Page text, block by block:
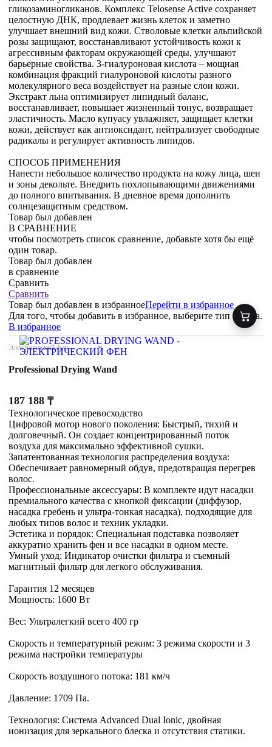
гликозаминогликанов. Комплекс Telosense Active сохраняет
целостную ДНК, продлевает жизнь клеток и заметно
улучшает внешний вид кожи. Стволовые клетки альпийской
розы защищают, восстанавливают устойчивость кожи к
агрессивным факторам окружающей среды, улучшают
барьерные свойства. 3-гиалуроновая кислота – мощная
комбинация фракций гиалуроновой кислоты разного
молекулярного веса воздействует на разные слои кожи.
Экстракт льна оптимизирует липидный баланс,
восстанавливает, повышает жизненный тонус, возвращает
эластичность. Масло купуасу увлажняет, защищает клетки
кожи, действует как антиоксидант, нейтрализует свободные
радикалы и регулирует активность липидов.
СПОСОБ ПРИМЕНЕНИЯ
Нанести небольшое количество продукта на кожу лица, шеи
и зоны декольте. Внедрить похлопывающими движениями
до полного впитывания. В дневное время дополнить
солнцезащитным средством.
Товар был добавлен
В СРАВНЕНИЕ
чтобы посмотреть список сравнение, добавьте хотя бы ещё
один товар.
Товар был добавлен
в сравнение
Сравнить
Сравнить
Товар был добавлен в избранноеПерейти в избранное
Для того, чтобы добавить в избранное, выберите тип товара.
В избранное
Электрический фен
Professional Drying Wand
187 188 ₸
Технологическое превосходство
Цифровой мотор нового поколения: Быстрый, тихий и
долговечный. Он создает концентрированный поток
воздуха для максимально эффективной сушки.
Запатентованная технология распределения воздуха:
Обеспечивает равномерный обдув, предотвращая перегрев
волос.
Профессиональные аксессуары: В комплекте идут насадки
премиального качества с кнопкой фиксации (диффузор,
насадка гребень и ультра-тонкая насадка), подходящие для
любых типов волос и техник укладки.
Эстетика и порядок: Специальная подставка позволяет
аккуратно хранить фен и все насадки в одном месте.
Умный уход: Индикатор очистки фильтра и съемный
магнитный фильтр для легкого обслуживания.
Гарантия 12 месяцев
Мощность: 1600 Вт
Вес: Ультралегкий всего 400 гр
Скорость и температурный режим: 3 режима скорости и 3
режима настройки температуры
Скорость воздушного потока: 181 км/ч
Давление: 1709 Па.
Технология: Система Advanced Dual Ionic, двойная
ионизация для зеркального блеска и отсутствия статики.